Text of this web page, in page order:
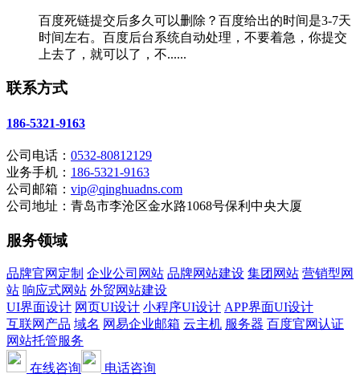
百度死链提交后多久可以删除？百度给出的时间是3-7天
时间左右。百度后台系统自动处理，不要着急，你提交
上去了，就可以了，不......
联系方式
186-5321-9163
公司电话： 0532-80812129
业务手机： 186-5321-9163
公司邮箱： vip@qinghuadns.com
公司地址：青岛市李沧区金水路1068号保利中央大厦
服务领域
品牌官网定制 企业公司网站 品牌网站建设 集团网站 营销型网
站 响应式网站 外贸网站建设
UI界面设计 网页UI设计 小程序UI设计 APP界面UI设计
互联网产品 域名 网易企业邮箱 云主机 服务器 百度官网认证
网站托管服务
在线咨询
电话咨询